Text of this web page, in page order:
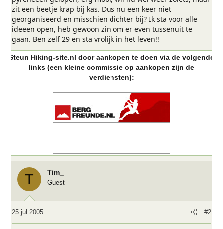
zit een beetje krap bij kas. Dus nu een keer niet
georganiseerd en misschien dichter bij? Ik sta voor alle
ideeen open, heb gewoon zin om er even tussenuit te
gaan. Ben zelf 29 en sta vrolijk in het leven!!
Steun Hiking-site.nl door aankopen te doen via de volgende
links (een kleine commissie op aankopen zijn de
verdiensten):
T Tim_
Guest
25 jul 2005 #2